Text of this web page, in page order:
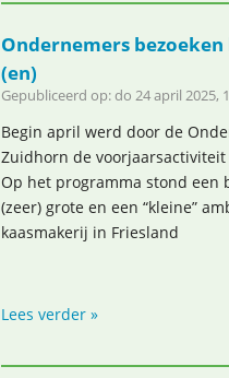
Ondernemers
(en)
Gepubliceerd op: do 24 april 2025,
Begin april werd door de
Zuidhorn de
Op het programma stond een
(zeer) grote en een “kleine”
kaasmakerij in Friesland
Lees verder »